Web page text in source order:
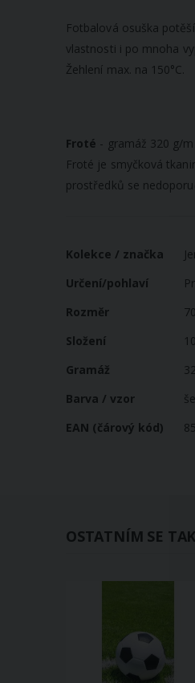
sFotbalová osuška
vlastnosti i po mnoha
Žehlení max. na 150°C.
Froté - gramáž 320 g/
Froté je smyčková
prostředků se
Více
Kolekce / značka
Určení/pohlaví
Rozměr
Složení
Gramáž
Barva / vzor
EAN (čárový kód)
OSTATNÍM SE